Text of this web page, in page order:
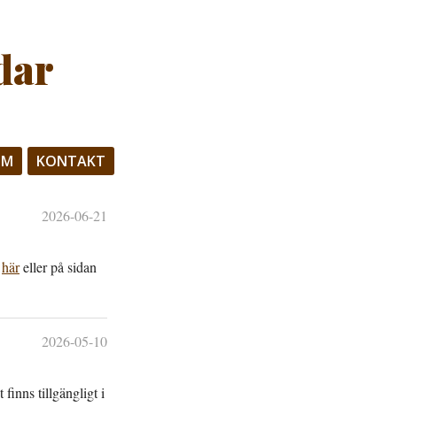
KONTAKT
2026-06-21
häreller på sidan
2026-05-10
finns till­gängligt i